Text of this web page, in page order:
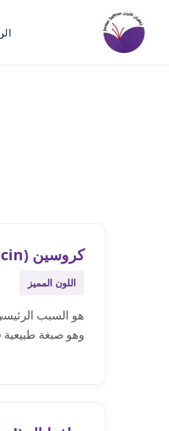
المحتوى
كروسين (Crocin)
اللون المميز
هو السبب
وهو صبغة